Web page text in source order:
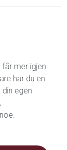
mer igjen
har du en
egen